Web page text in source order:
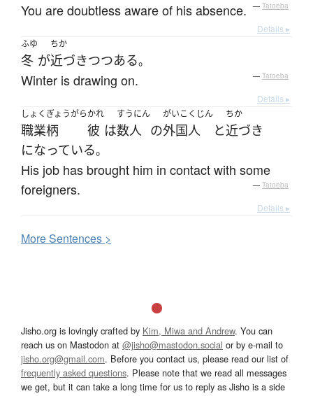
You are doubtless aware of his absence. — Tatoeba
Details ▸
ふゆ
冬 が
ちか
近づきつつある。
Winter is drawing on. — Tatoeba
Details ▸
しょくぎょうがら
職業柄
かれ
彼 は
すうにん
数人 の
がいこくじん
外国人 と
ちか
近づき
になっている。
His job has brought him in contact with some
foreigners.
— Tatoeba
Details ▸
MoreSentences >
Jisho.org is lovingly crafted by Kim, Miwa and Andrew. You can
reach us on Mastodon at @jisho@mastodon.social or by e-mail to
jisho.org@gmail.com. Before you contact us, please read our list of
frequently asked questions. Please note that we read all messages
we get, but it can take a long time for us to reply as Jisho is a side